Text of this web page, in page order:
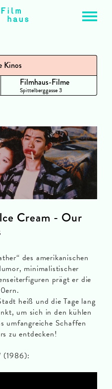
Kinos
Filmhaus-Filme
Spittelberggasse 3
Cream - Our
des amerikanischen
minimalistischer
prägt er die
heiß und die Tage lang
um sich in den kühlen
umfangreiche Schaffen
zu entdecken!
(1986):